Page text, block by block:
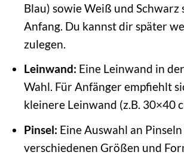
Blau) sowie Weiß und Schwarz
Anfang. Du kannst dir später
zulegen.
Leinwand: Eine Leinwand in
Wahl. Für Anfänger empfiehlt
kleinere Leinwand (z.B. 30×40
Pinsel: Eine Auswahl an
verschiedenen Größen und